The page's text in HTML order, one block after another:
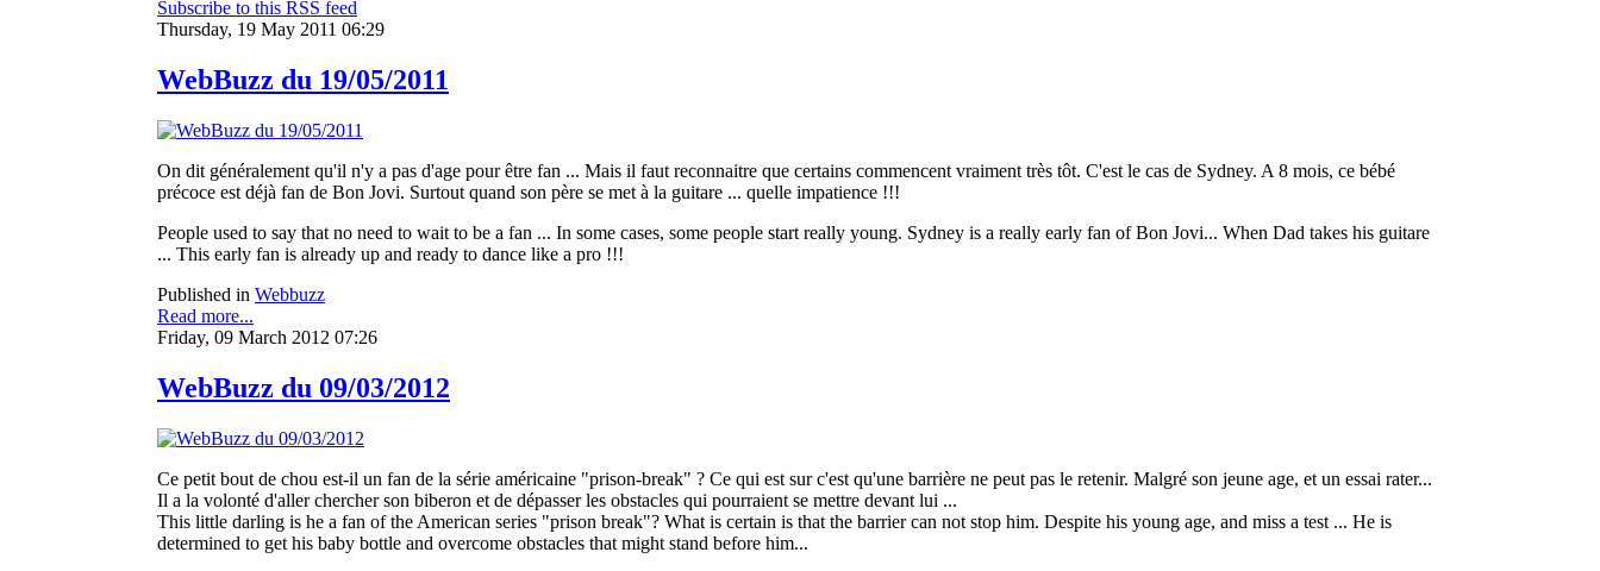
Subscribe to this RSS feed
Thursday, 19 May 2011 06:29
WebBuzz du 19/05/2011
On dit généralement qu'il n'y a pas d'age pour être fan ... Mais il faut reconnaitre que certains commencent vraiment très tôt. C'est le cas de Sydney. A 8 mois, ce bébé
précoce est déjà fan de Bon Jovi. Surtout quand son père se met à la guitare ... quelle impatience !!!
People used to say that no need to wait to be a fan ... In some cases, some people start really young. Sydney is a really early fan of Bon Jovi... When Dad takes his guitare
... This early fan is already up and ready to dance like a pro !!!
Published in Webbuzz
Read more...
Friday, 09 March 2012 07:26
WebBuzz du 09/03/2012
Ce petit bout de chou est-il un fan de la série américaine "prison-break" ? Ce qui est sur c'est qu'une barrière ne peut pas le retenir. Malgré son jeune age, et un essai rater...
Il a la volonté d'aller chercher son biberon et de dépasser les obstacles qui pourraient se mettre devant lui ...
This little darling is he a fan of the American series "prison break"? What is certain is that the barrier can not stop him. Despite his young age, and miss a test ... He is
determined to get his baby bottle and overcome obstacles that might stand before him...